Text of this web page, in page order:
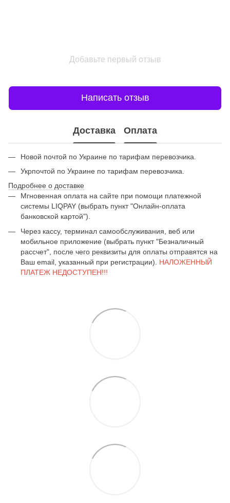
Добавьте первый отзыв
Написать отзыв
Доставка Оплата
Новой почтой по Украине по тарифам перевозчика.
Укрпочтой по Украине по тарифам перевозчика.
Подробнее о доставке
Мгновенная оплата на сайте при помощи платежной
системы LIQPAY (выбрать пункт "Онлайн-оплата
банковской картой").
Через кассу, терминал самообслуживания, веб или
мобильное приложение (выбрать пункт "Безналичный
рассчет", после чего реквизиты для оплаты отправятся на
Ваш email, указанный при регистрации). НАЛОЖЕННЫЙ
ПЛАТЕЖ НЕДОСТУПЕН!!!